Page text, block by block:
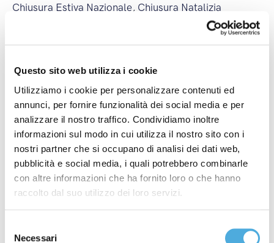
Questo sito web utilizza i cookie
Utilizziamo i cookie per personalizzare contenuti ed
annunci, per fornire funzionalità dei social media e per
analizzare il nostro traffico. Condividiamo inoltre
informazioni sul modo in cui utilizza il nostro sito con i
nostri partner che si occupano di analisi dei dati web,
pubblicità e social media, i quali potrebbero combinarle
con altre informazioni che ha fornito loro o che hanno
raccolto dal suo utilizzo dei loro servizi.
delNecessari
Chiusura Estiva Nazionale, Chiusura Natalizia
Chiusura Natalizia Nazionale,
Coronavirus
Fondo Ambiente Italiano ,Federchimica - Federazione
Nazionale Industria Chimica,Fedit - Federazione
Italiana Trasportatori,Fermi Internazionali,Fermi
Nazionali, ilcittadinomb,Imbarchi Isole Maggiori
Imbarchi Isole Minori ,Incendi,ItalyPost,Mancini
Pastificio Agricolo, Merano WineFestival,Modena
Champagne Experience Monza Power Run
Monza
Wine Experience,Nuova Filiale, Nuova Linea
Internazionale